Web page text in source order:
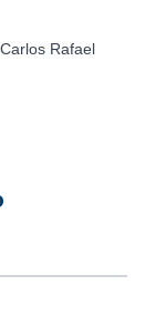
Rafael